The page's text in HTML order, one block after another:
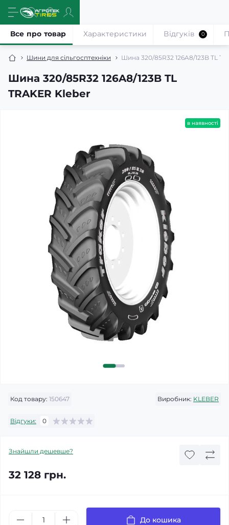
Шини для сільгосптехніки Шина 320/85R32 126A8/123B TL
Шина 320/85R32 126A8/123B TL
TRAKER Kleber
Все про товар Характеристики Відгуків 0
в наявності
Код товару: 150647 Виробник: KLEBER
Відгуки: 0
Знайшли дешевше?
32 128 грн.
До кошика